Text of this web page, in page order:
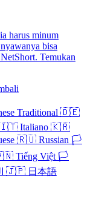
harus minum
bisa
Temukan
Traditional 🇩🇪
Italiano 🇰🇷
🇷🇺 Russian 🏳️
Tiếng Việt 🏳️
🇯🇵 日本語